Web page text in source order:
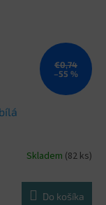
€0,74
–55 %
Skladem (82 ks)
Do košíka